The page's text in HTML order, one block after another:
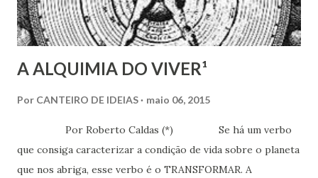
povo hebreu, houve...
A ALQUIMIA DO VIVER¹
Por CANTEIRO DE IDEIAS maio 06, 2015
Por Roberto Caldas (*) Se há um verbo
que consiga caracterizar a condição de vida sobre o planeta
que nos abriga, esse verbo é o TRANSFORMAR. A